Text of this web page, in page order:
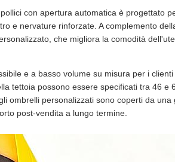
con apertura automatica è progettato
e nervature rinforzate. A complemento
che migliora la comodità
e a basso volume su misura per i
tettoia possono essere specificati tra 46
ombrelli personalizzati sono coperti da
post-vendita a lungo termine.